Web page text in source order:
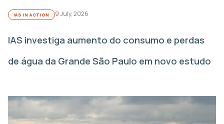
IAS IN ACTION 9 July, 2026
IAS investiga aumento do consumo e perdas
de água da Grande São Paulo em novo estudo